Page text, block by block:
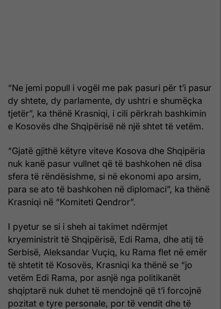
“Ne jemi popull i vogël me pak pasuri për t’i pasur
dy shtete, dy parlamente, dy ushtri e shumëçka
tjetër”, ka thënë Krasniqi, i cili përkrah bashkimin
e Kosovës dhe Shqipërisë në një shtet të vetëm.
“Gjatë gjithë këtyre viteve Kosova dhe Shqipëria
nuk kanë pasur vullnet që të bashkohen në disa
sfera të rëndësishme, si në ekonomi apo arsim,
para se ato të bashkohen në diplomaci”, ka thënë
Krasniqi në “Komiteti Qendror”.
I pyetur se si i sheh ai takimet ndërmjet
kryeministrit të Shqipërisë, Edi Rama, dhe atij të
Serbisë, Aleksandar Vuçiq, ku Rama flet në emër
të shtetit të Kosovës, Krasniqi ka thënë se “jo
vetëm Edi Rama, por asnjë nga politikanët
shqiptarë nuk duhet të mendojnë që t’i forcojnë
pozitat e tyre personale, por të vendit dhe të